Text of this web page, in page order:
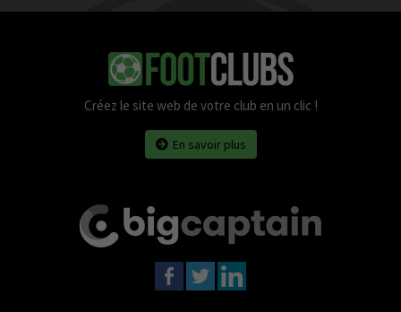
Créez le site web de votre club en un clic !
En savoir plus